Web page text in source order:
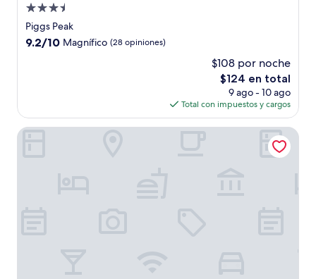
Propiedad
de
3.5
Piggs Peak
9.2
9.2/10 Magnífico (28 opiniones)
$108 por noche
El
precio
actual
es
de
$124 en total
9 ago - 10 ago
Total con impuestos y cargos
Bulembu Country Lodge